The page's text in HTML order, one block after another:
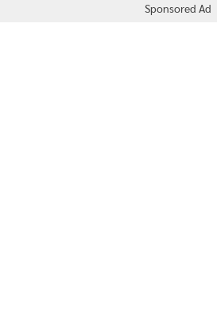
Sponsored Ad